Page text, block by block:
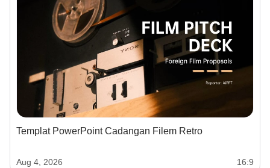
Templat PowerPoint Cadangan Filem Retro
Aug 4, 2026 16:9